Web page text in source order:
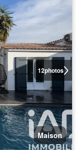
12photos
Maison